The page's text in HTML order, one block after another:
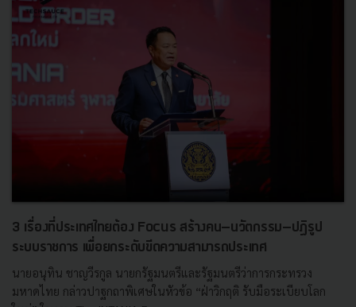
3 เรื่องที่ประเทศไทยต้อง Focus สร้างคน–นวัตกรรม–ปฏิรูป
ระบบราชการ เพื่อยกระดับขีดความสามารถประเทศ
นายอนุทิน ชาญวีรกูล นายกรัฐมนตรีและรัฐมนตรีว่าการกระทรวง
มหาดไทย กล่าวปาฐกถาพิเศษในหัวข้อ “ฝ่าวิกฤติ รับมือระเบียบโลก